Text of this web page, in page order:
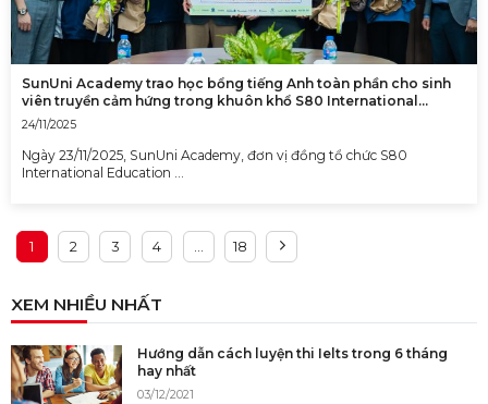
SunUni Academy trao học bổng tiếng Anh toàn phần cho sinh
viên truyền cảm hứng trong khuôn khổ S80 International
Education Scholarship
24/11/2025
Ngày 23/11/2025, SunUni Academy, đơn vị đồng tổ chức S80
International Education …
1 2 3 4 18
XEM NHIỀU NHẤT
Hướng dẫn cách luyện thi Ielts trong 6 tháng
hay nhất
03/12/2021